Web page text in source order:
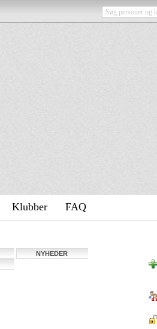
Klubber FAQ
NYHEDER